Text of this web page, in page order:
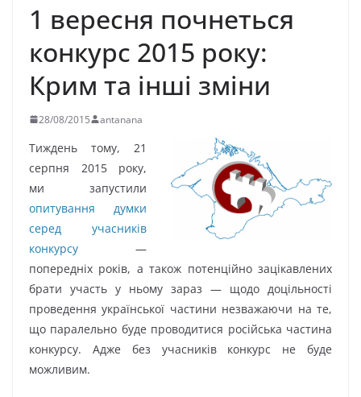
1 вересня почнеться
конкурс 2015 року:
Крим та інші зміни
28/08/2015 antanana
Тиждень тому, 21
серпня 2015 року,
ми запустили
опитування думки
серед учасників
конкурсу —
попередніх років, а також потенційно зацікавлених
брати участь у ньому зараз — щодо доцільності
проведення української частини незважаючи на те,
що паралельно буде проводитися російська частина
конкурсу. Адже без учасників конкурс не буде
можливим.